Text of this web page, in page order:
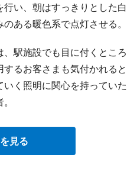
い、朝はすっきりとした白
ある暖色系で点灯させる。
駅施設でも目に付くところ
るお客さまも気付かれると
く照明に関心を持っていた
見る